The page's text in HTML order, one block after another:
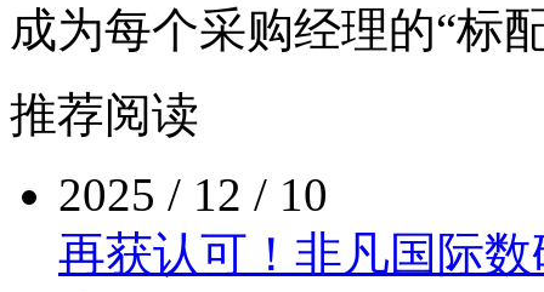
成为每个采购经理的“标
推荐阅读
2025 / 12 / 10
再获认可！非凡国